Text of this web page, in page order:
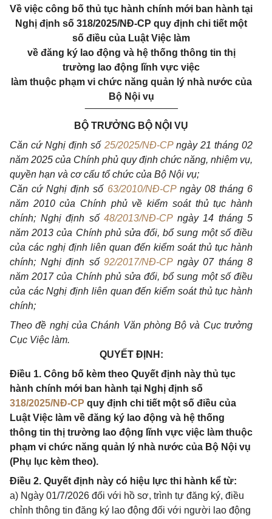
Về việc công bố thủ tục hành chính mới ban hành tại
Nghị định số 318/2025/NĐ-CP quy định chi tiết một
số điều của Luật Việc làm
về đăng ký lao động và hệ thống thông tin thị
trường lao động lĩnh vực việc
làm thuộc phạm vi chức năng quản lý nhà nước của
Bộ Nội vụ
_________________
BỘ TRƯỞNG BỘ NỘI VỤ
Căn cứ Nghị định số 25/2025/NĐ-CPngày 21 tháng 02
năm 2025 của Chính phủ quy định chức năng, nhiệm vụ,
quyền hạn và cơ cấu tổ chức của Bộ Nội vụ;
Căn cứ Nghị định số 63/2010/NĐ-CPngày 08 tháng 6
năm 2010 của Chính phủ về kiểm soát thủ tục hành
chính; Nghị định số 48/2013/NĐ-CPngày 14 tháng 5
năm 2013 của Chính phủ sửa đổi, bổ sung một số điều
của các nghị định liên quan đến kiểm soát thủ tục hành
chính; Nghị định số 92/2017/NĐ-CPngày 07 tháng 8
năm 2017 của Chính phủ sửa đổi, bổ sung một số điều
của các Nghị định liên quan đến kiểm soát thủ tục hành
chính;
Theo đề nghị của Chánh Văn phòng Bộ và Cục trưởng
Cục Việc làm.
QUYẾT ĐỊNH:
Điều 1. Công bố kèm theo Quyết định này thủ tục
hành chính mới ban hành tại Nghị định số
318/2025/NĐ-CP quy định chi tiết một số điều của
Luật Việc làm về đăng ký lao động và hệ thống
thông tin thị trường lao động lĩnh vực việc làm thuộc
phạm vi chức năng quản lý nhà nước của Bộ Nội vụ
(Phụ lục kèm theo).
Điều 2. Quyết định này có hiệu lực thi hành kể từ:
a) Ngày 01/7/2026 đối với hồ sơ, trình tự đăng ký, điều
chỉnh thông tin đăng ký lao động đối với người lao động